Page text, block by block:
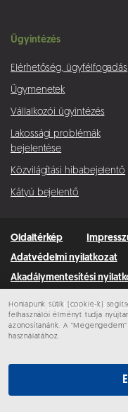
Honlapunk sütik (cookie-k)
felhasználói élményt tudja
azonosítanánk. A
használatához.
Ügyintézés
Elérhetőség, ügyfélfogadás
Ügymenetek
Vállalkozói ügyintézés
Lakossági problémák
bejelentése
Közvilágítási hibabejelentő
Kátyú bejelentő
Oldaltérkép
Adatvédelmi nyilatkozat
Akadálymentesítési
Minden jog fenntartva ©